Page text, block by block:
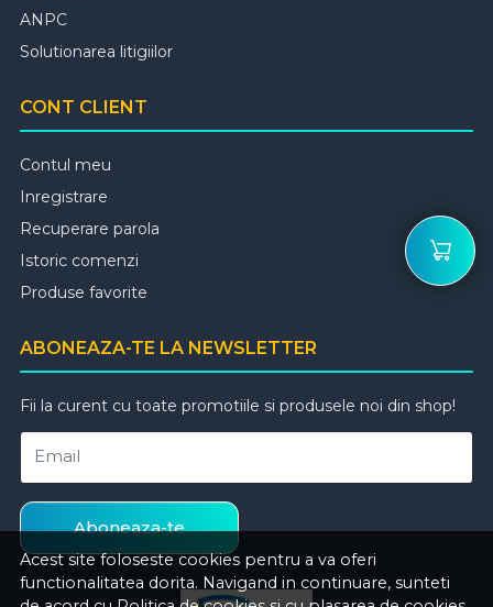
Acest site foloseste cookies pentru a va oferi
functionalitatea dorita. Navigand in continuare, sunteti
ANPC
Solutionarea litigiilor
CONT CLIENT
Contul meu
Inregistrare
Recuperare parola
Istoric comenzi
Produse favorite
ABONEAZA-TE LA NEWSLETTER
Fii la curent cu toate promotiile si produsele noi din shop!
Email
Aboneaza-te